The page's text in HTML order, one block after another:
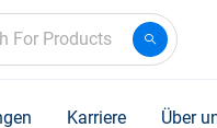
For Products
Karriere Über